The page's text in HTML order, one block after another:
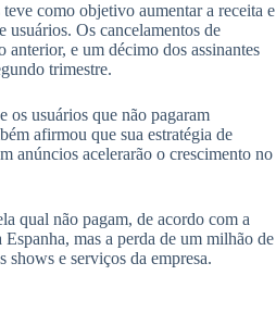
como objetivo aumentar a receita e
usuários. Os cancelamentos de
e um décimo dos assinantes
trimestre.
os usuários que não pagaram
afirmou que sua estratégia de
anúncios acelerarão o crescimento no
qual não pagam, de acordo com a
mas a perda de um milhão de
shows e serviços da empresa.